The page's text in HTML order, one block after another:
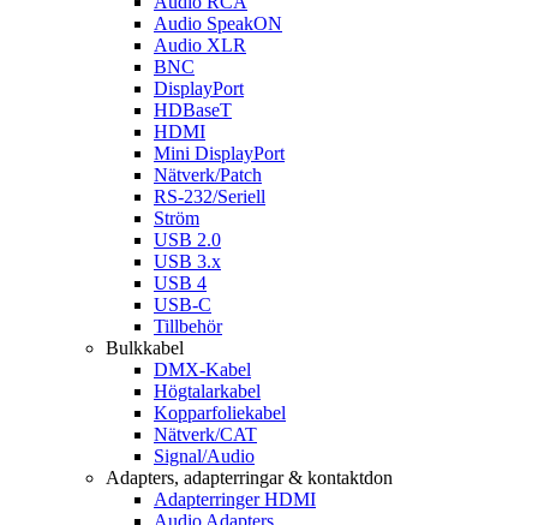
Audio SpeakON
Audio XLR
BNC
DisplayPort
HDBaseT
HDMI
Mini DisplayPort
Nätverk/Patch
RS-232/Seriell
Ström
USB 2.0
USB 3.x
USB 4
USB-C
Tillbehör
Bulkkabel
DMX-Kabel
Högtalarkabel
Kopparfoliekabel
Nätverk/CAT
Signal/Audio
Adapters, adapterringar & kontaktdon
Adapterringer HDMI